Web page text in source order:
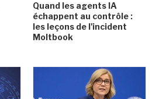
Quand les agents IA
échappent au contrôle :
les leçons de l'incident
Moltbook